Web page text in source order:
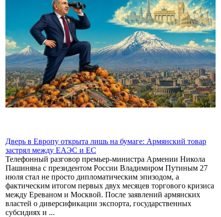
Дверь в Европу открыта лишь на бумаге: Армянский товар
застрял между ЕАЭС и ЕС
Телефонный разговор премьер-министра Армении Никола
Пашиняна с президентом России Владимиром Путиным 27
июля стал не просто дипломатическим эпизодом, а
фактическим итогом первых двух месяцев торгового кризиса
между Ереваном и Москвой. После заявлений армянских
властей о диверсификации экспорта, государственных
субсидиях и ...